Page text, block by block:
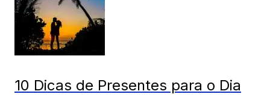
10 Dicas de Presentes para o Dia